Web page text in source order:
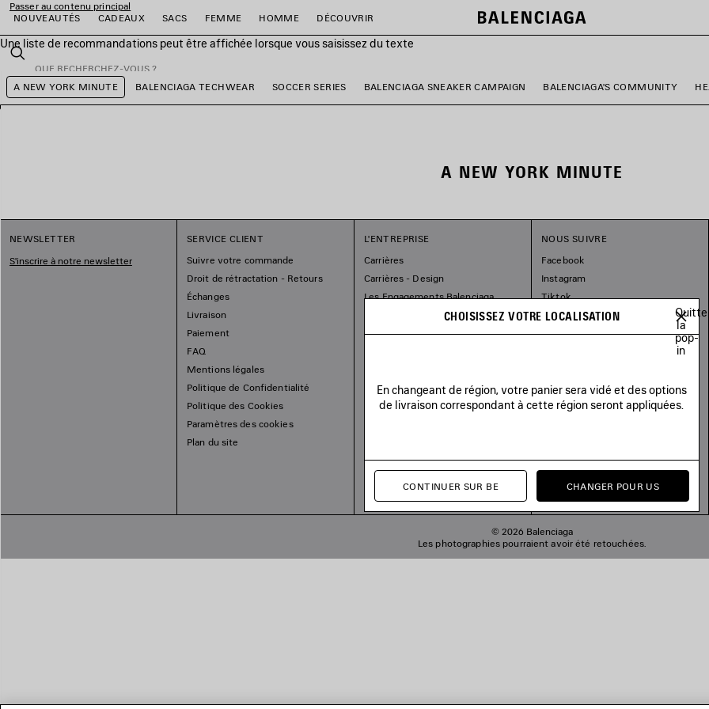
Passer au contenu principal
NOUVEAUTÉS
CADEAUX SACS FEMME HOMME DÉCOUVRIR
Une liste de recommandations peut être affichée lorsque vous saisissez du texte
Rechercher
fermer la bannière
A NEW YORK MINUTE BALENCIAGA TECHWEAR SOCCER SERIES BALENCIAGA SNEAKER CAMPAIGN BALENCIAGA'S COMMUNITY
A NEW YORK MINUTE
NEWSLETTER
S'inscrire à notre newsletter
SERVICE CLIENT
Suivre votre commande
Droit de rétractation - Retours
Échanges
Livraison
Paiement
FAQ
Mentions légales
Politique de Confidentialité
Politique des Cookies
Paramètres des cookies
Plan du site
L'ENTREPRISE
Carrières
Carrières - Design
Les Engagements Balenciaga
NOUS SUIVRE
Facebook
Instagram
Tiktok
Pinterest
Linkedin
© 2026 Balenciaga
Les photographies pourraient avoir été retouchées.
CHOISISSEZ VOTRE LOCALISATION
la
pop-
in
En changeant de région, votre panier sera vidé et des options
de livraison correspondant à cette région seront appliquées.
CONTINUER SUR BE CHANGER POUR US